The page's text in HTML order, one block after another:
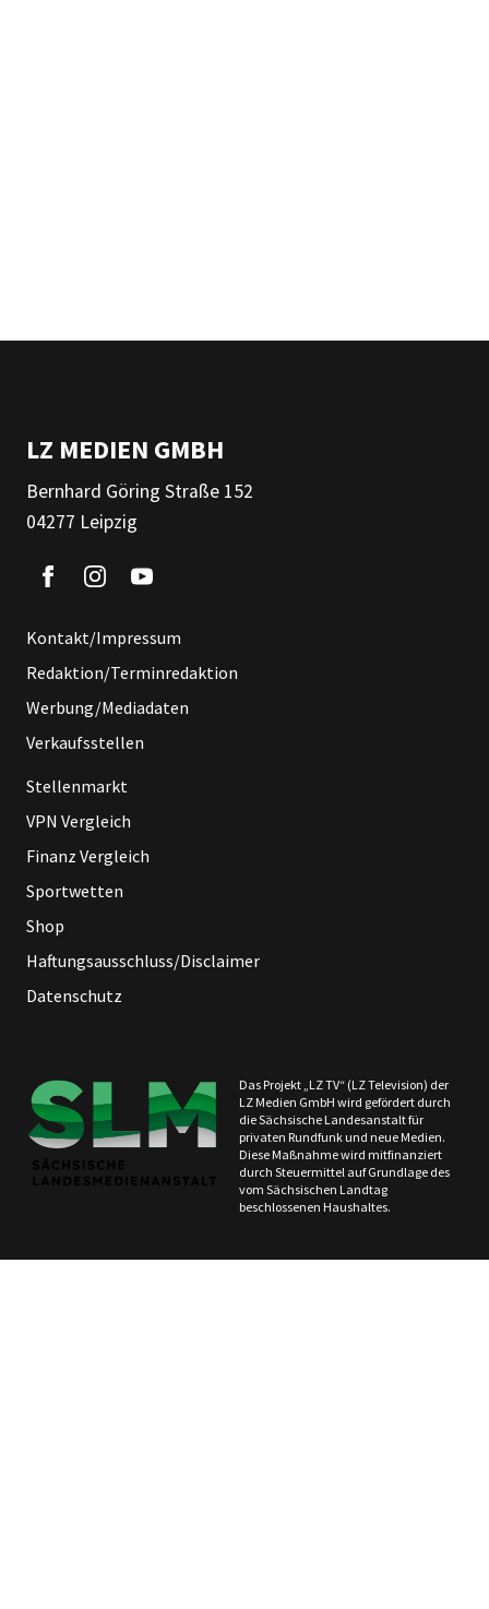
LZ MEDIEN GMBH
Bernhard Göring Straße 152
04277 Leipzig
Kontakt/Impressum
Redaktion/Terminredaktion
Werbung/Mediadaten
Verkaufsstellen
Stellenmarkt
VPN Vergleich
Finanz Vergleich
Sportwetten
Shop
Haftungsausschluss/Disclaimer
Datenschutz
Das Projekt „LZ TV“ (LZ Television) der
LZ Medien GmbH wird gefördert durch
die Sächsische Landesanstalt für
privaten Rundfunk und neue Medien.
Diese Maßnahme wird mitfinanziert
durch Steuermittel auf Grundlage des
vom Sächsischen Landtag
beschlossenen Haushaltes.